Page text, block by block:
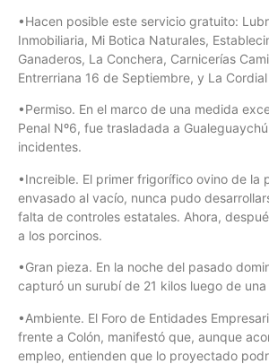
•Hacen posible este servicio gratuito:
Inmobiliaria, Mi Botica Naturales,
Ganaderos, La Conchera, Carnicerías
Entrerriana 16 de Septiembre, y La
•Permiso. En el marco de una medida
Penal Nº6, fue trasladada a
incidentes.
•Increible. El primer frigorífico ovino de
envasado al vacío, nunca pudo
falta de controles estatales. Ahora,
a los porcinos.
•Gran pieza. En la noche del pasado
capturó un surubí de 21 kilos luego de
•Ambiente. El Foro de Entidades
frente a Colón, manifestó que, aunque
empleo, entienden que lo proyectado